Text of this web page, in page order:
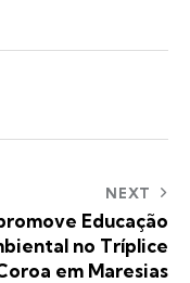
NEXT
Educação
no Tríplice
em Maresias